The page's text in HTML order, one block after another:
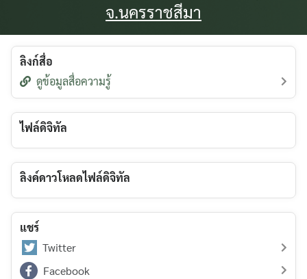
จ.นครราชสีมา
ลิงก์สื่อ
ดูข้อมูลสื่อความรู้
ไฟล์ดิจิทัล
ลิงค์ดาวโหลดไฟล์ดิจิทัล
แชร์
Twitter
Facebook